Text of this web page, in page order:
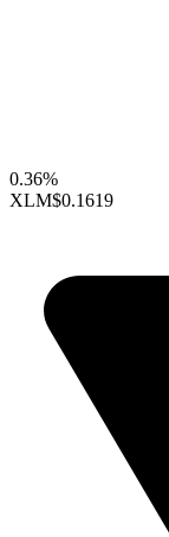
0.36%
XLM$0.1619